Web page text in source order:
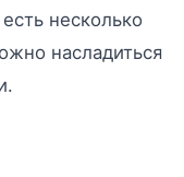
несколько
насладиться